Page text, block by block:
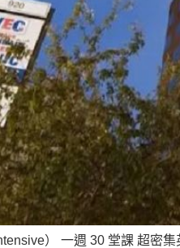
） 一週 30 堂課 超密